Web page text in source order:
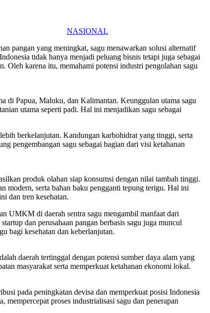
NASIONAL
pangan yang meningkat, sagu menawarkan solusi alternatif
tidak hanya menjadi peluang bisnis tetapi juga sebagai
Oleh karena itu, memahami potensi industri pengolahan sagu
di Papua, Maluku, dan Kalimantan. Keunggulan utama sagu
utama seperti padi. Hal ini menjadikan sagu sebagai
berkelanjutan. Kandungan karbohidrat yang tinggi, serta
pengembangan sagu sebagai bagian dari visi ketahanan
produk olahan siap konsumsi dengan nilai tambah tinggi.
modern, serta bahan baku pengganti tepung terigu. Hal ini
dan tren kesehatan.
UMKM di daerah sentra sagu mengambil manfaat dari
dan perusahaan pangan berbasis sagu juga muncul
bagi kesehatan dan keberlanjutan.
daerah tertinggal dengan potensi sumber daya alam yang
masyarakat serta memperkuat ketahanan ekonomi lokal.
pada peningkatan devisa dan memperkuat posisi Indonesia
proses industrialisasi sagu dan penerapan